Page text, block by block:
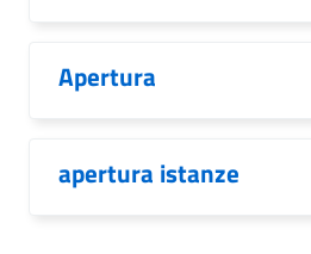
Apertura
apertura istanze